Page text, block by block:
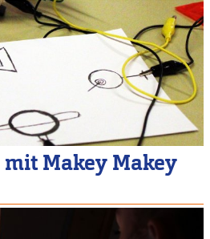
Makey Makey